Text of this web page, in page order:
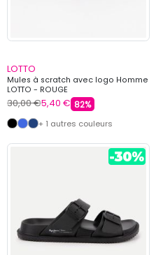
LOTTO
Mules à scratch avec logo Homme
LOTTO - ROUGE
30,00 €5,40 € 82%
+ 1 autres couleurs